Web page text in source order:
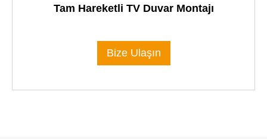
Tam Hareketli TV Duvar Montajı
Bize Ulaşın